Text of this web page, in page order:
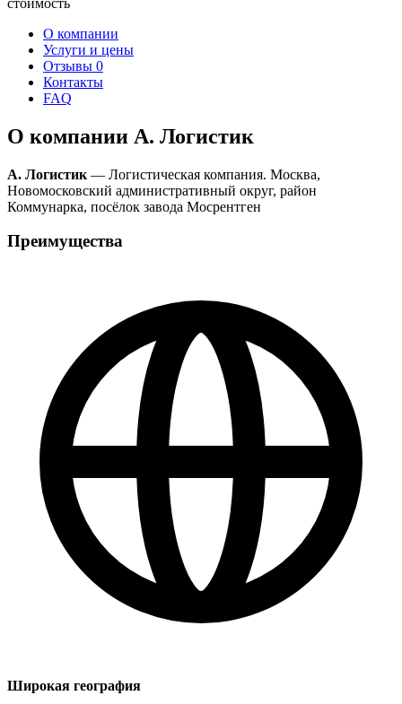
О компании
Услуги и цены
Отзывы 0
Контакты
FAQ
О компании А. Логистик
А. Логистик — Логистическая компания. Москва,
Новомосковский административный округ, район
Коммунарка, посёлок завода Мосрентген
Преимущества
Широкая география